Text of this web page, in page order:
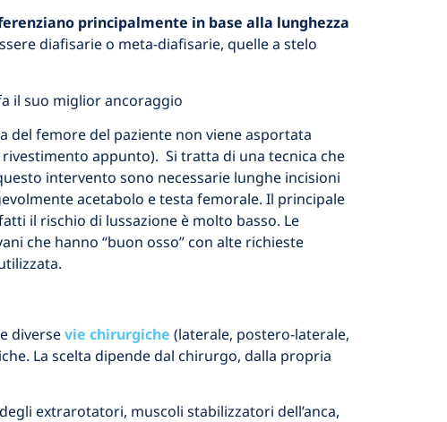
principalmente in base alla lunghezza
diafisarie o meta-diafisarie, quelle a stelo
il suo miglior ancoraggio
del femore del paziente non viene asportata
appunto). Si tratta di una tecnica che
intervento sono necessarie lunghe incisioni
acetabolo e testa femorale. Il principale
il rischio di lussazione è molto basso. Le
che hanno “buon osso” con alte richieste
diversevie chirurgiche (laterale, postero-laterale,
La scelta dipende dal chirurgo, dalla propria
extrarotatori, muscoli stabilizzatori dell’anca,